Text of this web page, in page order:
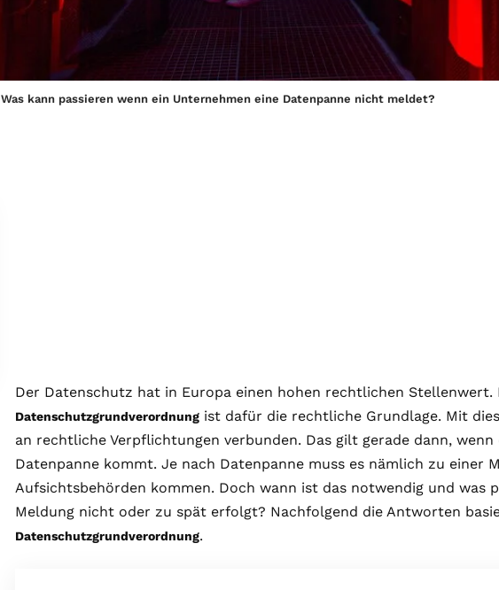
Was kann passieren wenn ein Unternehmen eine Datenpanne nicht meldet?
Der Datenschutz hat in Europa einen hohen rechtlichen Stellenwert.
Datenschutzgrundverordnung ist dafür die rechtliche Grundlage. Mit
an rechtliche Verpflichtungen verbunden. Das gilt gerade dann, wenn
Datenpanne kommt. Je nach Datenpanne muss es nämlich zu einer
Aufsichtsbehörden kommen. Doch wann ist das notwendig und was
Meldung nicht oder zu spät erfolgt? Nachfolgend die Antworten
Datenschutzgrundverordnung.